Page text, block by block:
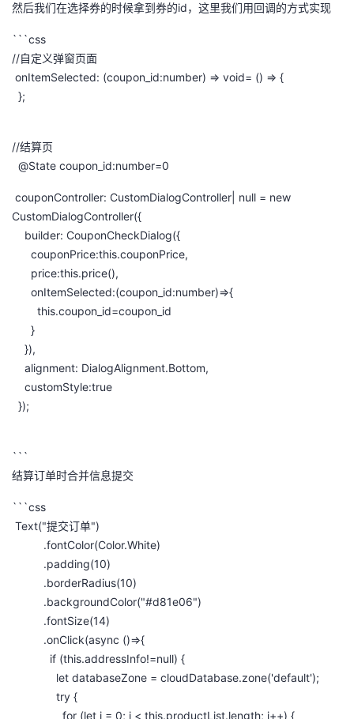
然后我们在选择券的时候拿到券的id，这里我们用回调的方式实现
```css
//自定义弹窗页面
onItemSelected: (coupon_id:number) => void= () => {
};
//结算页
@State coupon_id:number=0
couponController: CustomDialogController| null = new
CustomDialogController({
builder: CouponCheckDialog({
couponPrice:this.couponPrice,
price:this.price(),
onItemSelected:(coupon_id:number)=>{
this.coupon_id=coupon_id
}
}),
alignment: DialogAlignment.Bottom,
customStyle:true
});
```
结算订单时合并信息提交
```css
Text("提交订单")
.fontColor(Color.White)
.padding(10)
.borderRadius(10)
.backgroundColor("#d81e06")
.fontSize(14)
.onClick(async ()=>{
if (this.addressInfo!=null) {
let databaseZone = cloudDatabase.zone('default');
try {
for (let i = 0; i < this.productList.length; i++) {